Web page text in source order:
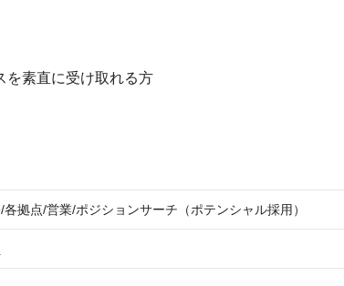
を素直に受け取れる方
各拠点/営業/ポジションサーチ（ポテンシャル採用）